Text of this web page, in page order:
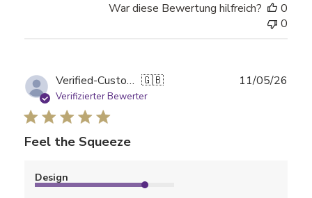
War diese Bewertung hilfreich?
0
0
Verified-Customer 🇬🇧
Verifizierter Bewerter
Feel the Squeeze
Design
11/05/26